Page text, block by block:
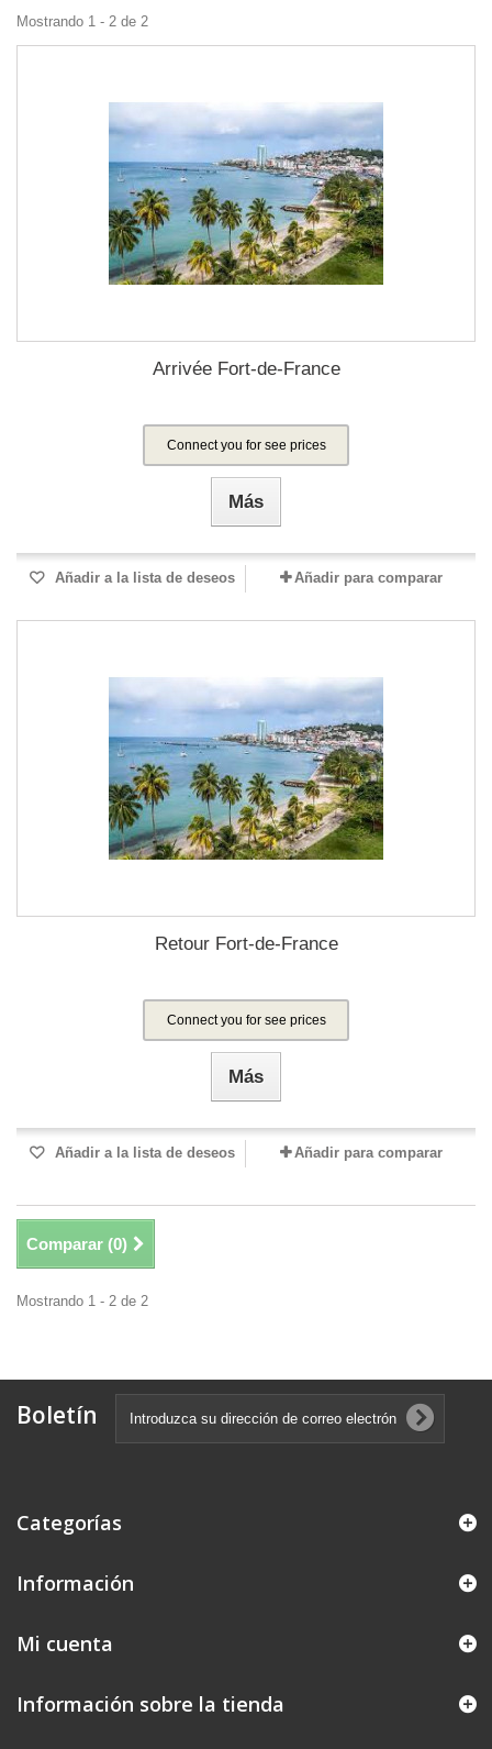
Mostrando 1 - 2 de 2
Arrivée Fort-de-France
Connect you for see prices
Más
Añadir a la lista de deseos Añadir para comparar
Retour Fort-de-France
Connect you for see prices
Más
Añadir a la lista de deseos Añadir para comparar
Comparar (0)
Mostrando 1 - 2 de 2
Boletín
Categorías
Información
Mi cuenta
Información sobre la tienda